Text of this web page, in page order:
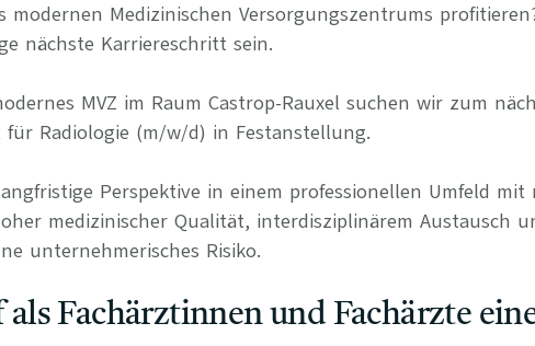
Medizinischen Versorgungszentrums
nächste Karriereschritt sein.
MVZ im Raum Castrop-Rauxel suchen wir zum
Radiologie (m/w/d) in Festanstellung.
Perspektive in einem professionellen Umfeld mit
medizinischer Qualität, interdisziplinärem Austausch
unternehmerisches Risiko.
als Fachärztinnen und Fachärzte